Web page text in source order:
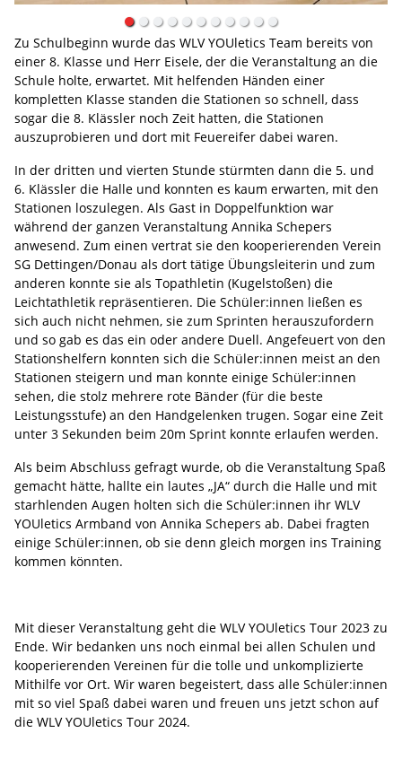
Zu Schulbeginn wurde das WLV YOUletics Team bereits von
einer 8. Klasse und Herr Eisele, der die Veranstaltung an die
Schule holte, erwartet. Mit helfenden Händen einer
kompletten Klasse standen die Stationen so schnell, dass
sogar die 8. Klässler noch Zeit hatten, die Stationen
auszuprobieren und dort mit Feuereifer dabei waren.
In der dritten und vierten Stunde stürmten dann die 5. und
6. Klässler die Halle und konnten es kaum erwarten, mit den
Stationen loszulegen. Als Gast in Doppelfunktion war
während der ganzen Veranstaltung Annika Schepers
anwesend. Zum einen vertrat sie den kooperierenden Verein
SG Dettingen/Donau als dort tätige Übungsleiterin und zum
anderen konnte sie als Topathletin (Kugelstoßen) die
Leichtathletik repräsentieren. Die Schüler:innen ließen es
sich auch nicht nehmen, sie zum Sprinten herauszufordern
und so gab es das ein oder andere Duell. Angefeuert von den
Stationshelfern konnten sich die Schüler:innen meist an den
Stationen steigern und man konnte einige Schüler:innen
sehen, die stolz mehrere rote Bänder (für die beste
Leistungsstufe) an den Handgelenken trugen. Sogar eine Zeit
unter 3 Sekunden beim 20m Sprint konnte erlaufen werden.
Als beim Abschluss gefragt wurde, ob die Veranstaltung Spaß
gemacht hätte, hallte ein lautes „JA“ durch die Halle und mit
starhlenden Augen holten sich die Schüler:innen ihr WLV
YOUletics Armband von Annika Schepers ab. Dabei fragten
einige Schüler:innen, ob sie denn gleich morgen ins Training
kommen könnten.
Mit dieser Veranstaltung geht die WLV YOUletics Tour 2023 zu
Ende. Wir bedanken uns noch einmal bei allen Schulen und
kooperierenden Vereinen für die tolle und unkomplizierte
Mithilfe vor Ort. Wir waren begeistert, dass alle Schüler:innen
mit so viel Spaß dabei waren und freuen uns jetzt schon auf
die WLV YOUletics Tour 2024.